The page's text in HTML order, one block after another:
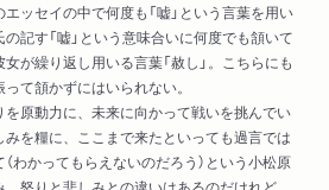
ッセイの中で何度も「嘘」という言葉を用い
記す「嘘」という意味合いに何度でも頷いて
が繰り返し用いる言葉「赦し」。こちらにも
て頷かずにはいられない。
原動力に、未来に向かって戦いを挑んでい
みを糧に、ここまで来たといっても過言では
わかってもらえないのだろう）という小松原